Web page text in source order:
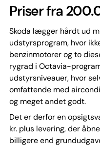
Priser fra
Skoda lægger hårdt ud
udstyrsprogram, hvor
benzinmotorer og to
rygrad i Octavia-
udstyrsniveauer, hvor
omfattende med
og meget andet godt.
Det er derfor en
kr. plus levering, der
billigere end